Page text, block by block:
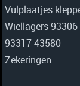
Vulplaatjes
Wiellagers
93317-43580
Zekeringen